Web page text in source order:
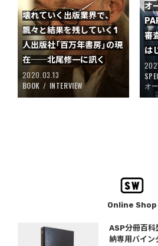
壊れていく出版業界で、
飄々と結果を残していく1
人出版社「百万年書房」の現
在──北尾修一に訊く
2020.03.13
BOOK
INTERVIEW
オ
審
は
オ
Online Shop
ASP分冊百科
納専用バイン